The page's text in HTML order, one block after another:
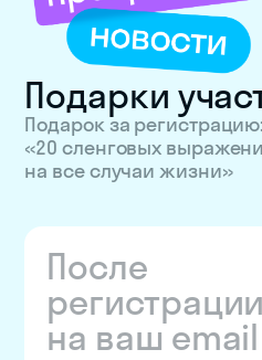
Подарки
Подарок за регистрацию:
«20 сленговых
на все случаи жизни»
После
регистрации
на ваш email